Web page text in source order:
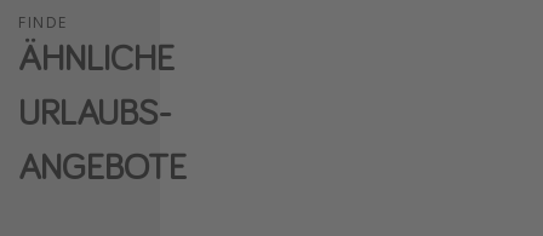
FINDE
ÄHNLICHE
URLAUBS-
ANGEBOTE